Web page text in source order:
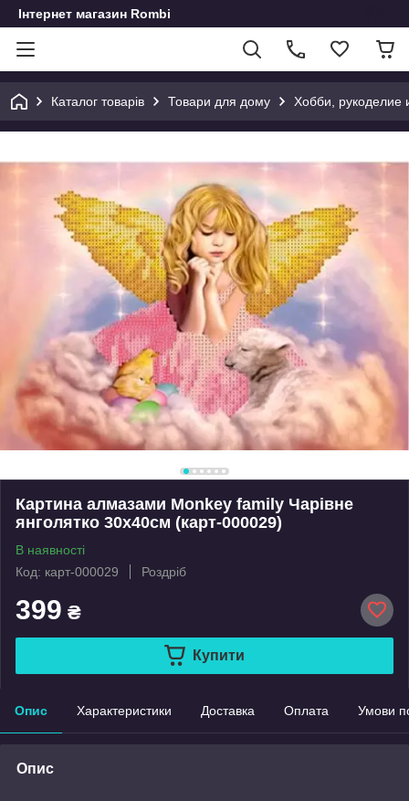
Інтернет магазин Rombi
Каталог товарів Товари для дому Хобби, рукоделие
Картина алмазами Monkey family Чарівне
янголятко 30x40см (карт-000029)
В наявності
Код: карт-000029
Роздріб
399 ₴
Купити
Опис Характеристики Доставка Оплата Умови
Опис